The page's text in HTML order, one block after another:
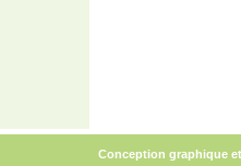
Conception graphique